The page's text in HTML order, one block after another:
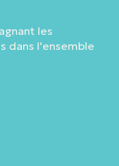
les
dans l'ensemble